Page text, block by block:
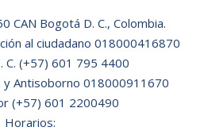
CAN Bogotá D. C., Colombia.
al ciudadano 018000416870
C. (+57) 601 795 4400
y Antisoborno 018000911670
(+57) 601 2200490
Horarios: